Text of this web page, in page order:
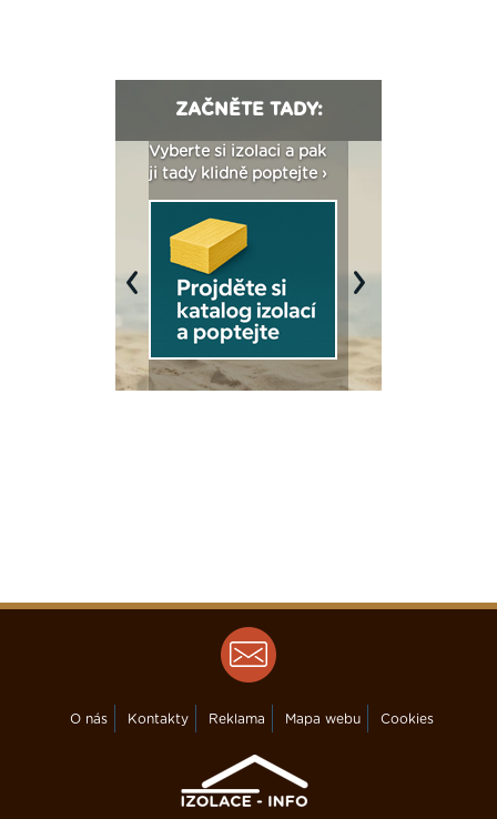
ZAČNĚTE TADY:
Vyberte si izolaci a pak
ji tady klidně poptejte ›
Previous Next
O nás Kontakty Reklama Mapa webu Cookies